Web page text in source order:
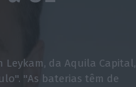
Leykam, da Aquila Capital,
"As baterias têm de